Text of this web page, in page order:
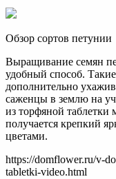
Обзор сортов петунии
Выращивание семян
удобный способ.
дополнительно
саженцы в землю на
из торфяной таблетки
получается крепкий
цветами.
https://domflower.ru/v-
tabletki-video.html